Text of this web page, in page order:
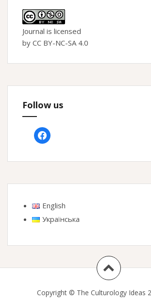
Journal is licensed
by CC BY-NC-SA 4.0
Follow us
facebook
English
Українська
Copyright © The Culturology Ideas